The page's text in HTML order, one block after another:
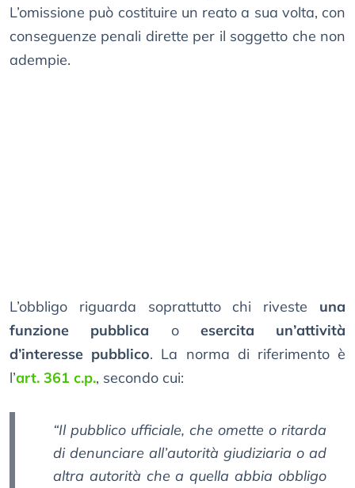
L’omissione può costituire un reato a sua volta, con
conseguenze penali dirette per il soggetto che non
adempie.
L’obbligo riguarda soprattutto chi riveste una
funzione pubblica o esercita un’attività
d’interesse pubblico. La norma di riferimento è
l’art. 361 c.p., secondo cui:
“Il pubblico ufficiale, che omette o ritarda
di denunciare all’autorità giudiziaria o ad
altra autorità che a quella abbia obbligo